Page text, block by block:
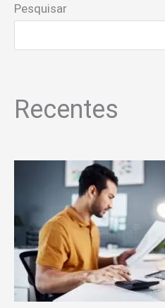
Pesquisar
Recentes